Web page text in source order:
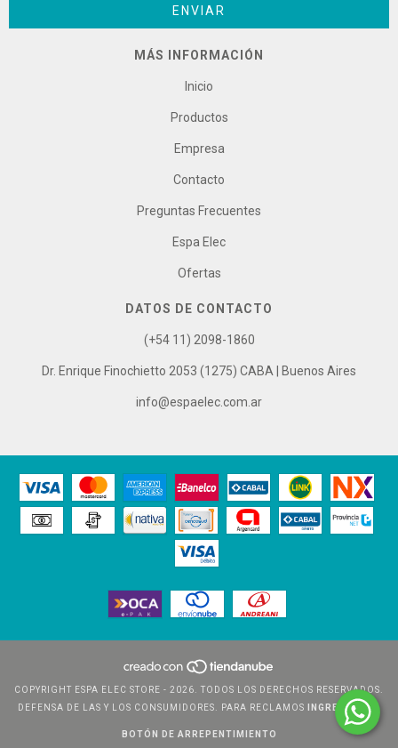
MÁS INFORMACIÓN
Inicio
Productos
Empresa
Contacto
Preguntas Frecuentes
Espa Elec
Ofertas
DATOS DE CONTACTO
(+54 11) 2098-1860
Dr. Enrique Finochietto 2053 (1275) CABA | Buenos Aires
info@espaelec.com.ar
COPYRIGHT ESPA ELEC STORE - 2026. TODOS LOS DERECHOS RESERVADOS.
DEFENSA DE LAS Y LOS CONSUMIDORES. PARA RECLAMOS
INGRESÁ ACÁ.
BOTÓN DE ARREPENTIMIENTO